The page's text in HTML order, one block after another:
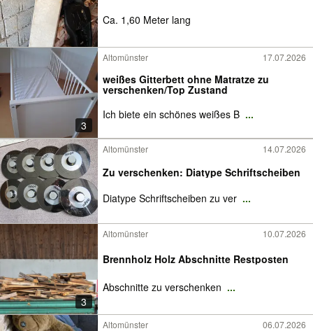
Ca. 1,60 Meter lang
3
Altomünster 17.07.2026
weißes Gitterbett ohne Matratze zu
verschenken/Top Zustand
Ich biete ein schönes weißes B ...
Altomünster 14.07.2026
Zu verschenken: Diatype Schriftscheiben
Diatype Schriftscheiben zu ver ...
3
Altomünster 10.07.2026
Brennholz Holz Abschnitte Restposten
Abschnitte zu verschenken ...
Altomünster 06.07.2026